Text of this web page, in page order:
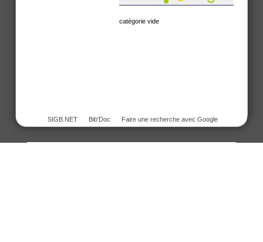
catégorie vide
SIGB.NET Bib'Doc Faire une recherche avec Google